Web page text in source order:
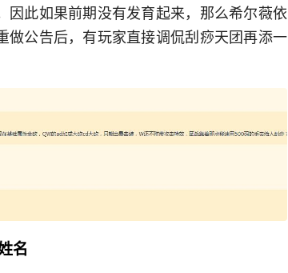
此如果前期没有发育起来，那么希尔薇依
公告后，有玩家直接调侃刮痧天团再添一
名